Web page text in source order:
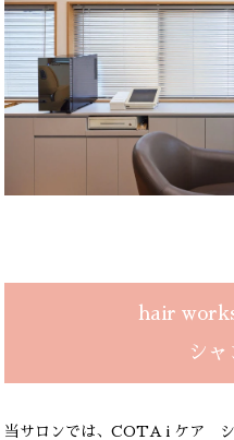
hair
シャ
当サロンでは、COTA i ケア